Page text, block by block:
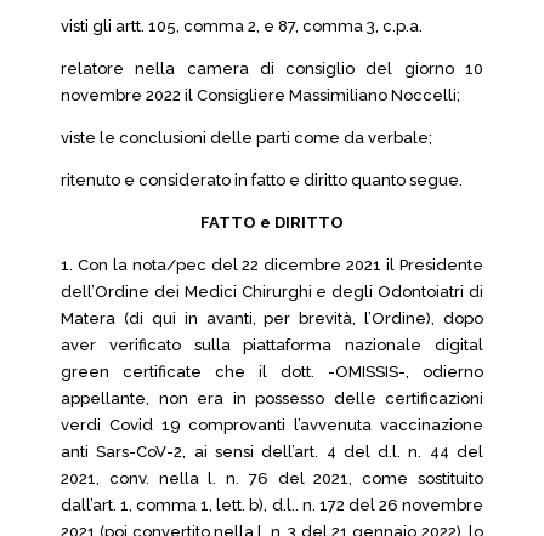
visti gli artt. 105, comma 2, e 87, comma 3, c.p.a.
relatore nella camera di consiglio del giorno 10
novembre 2022 il Consigliere Massimiliano Noccelli;
viste le conclusioni delle parti come da verbale;
ritenuto e considerato in fatto e diritto quanto segue.
FATTO e DIRITTO
1. Con la nota/pec del 22 dicembre 2021 il Presidente
dell’Ordine dei Medici Chirurghi e degli Odontoiatri di
Matera (di qui in avanti, per brevità, l’Ordine), dopo
aver verificato sulla piattaforma nazionale digital
green certificate che il dott. -OMISSIS-, odierno
appellante, non era in possesso delle certificazioni
verdi Covid 19 comprovanti l’avvenuta vaccinazione
anti Sars-CoV-2, ai sensi dell’art. 4 del d.l. n. 44 del
2021, conv. nella l. n. 76 del 2021, come sostituito
dall’art. 1, comma 1, lett. b), d.l.. n. 172 del 26 novembre
2021 (poi convertito nella l. n. 3 del 21 gennaio 2022), lo